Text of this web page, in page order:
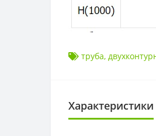
труба,
Характеристики